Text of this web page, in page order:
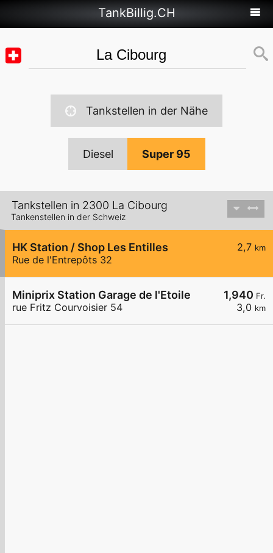
TankBillig.CH
Tankstellen in der Nähe
Diesel Super 95
Tankstellen in 2300 La Cibourg
Tankenstellen in der Schweiz
2,7 km
HK Station / Shop Les Entilles
Rue de l'Entrepôts 32
1,940 Fr.
3,0 km
Miniprix Station Garage de l'Etoile
rue Fritz Courvoisier 54